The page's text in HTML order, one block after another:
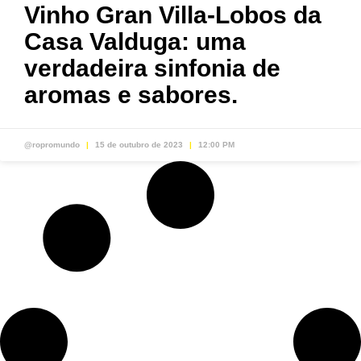
Vinho Gran Villa-Lobos da
Casa Valduga: uma
verdadeira sinfonia de
aromas e sabores.
@ropromundo 15 de outubro de 2023 12:00 PM